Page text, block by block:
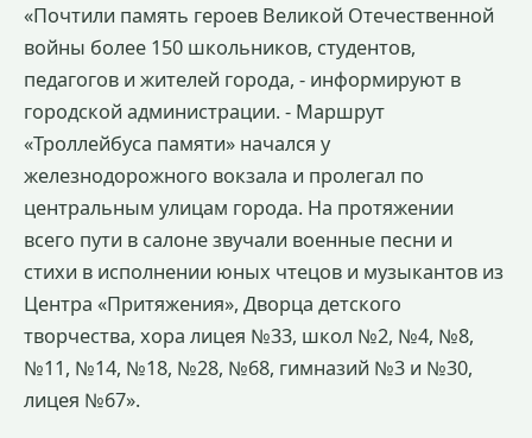
«Почтили память героев Великой Отечественной
войны более 150 школьников, студентов,
педагогов и жителей города, - информируют в
городской администрации. - Маршрут
«Троллейбуса памяти» начался у
железнодорожного вокзала и пролегал по
центральным улицам города. На протяжении
всего пути в салоне звучали военные песни и
стихи в исполнении юных чтецов и музыкантов из
Центра «Притяжения», Дворца детского
творчества, хора лицея №33, школ №2, №4, №8,
№11, №14, №18, №28, №68, гимназий №3 и №30,
лицея №67».